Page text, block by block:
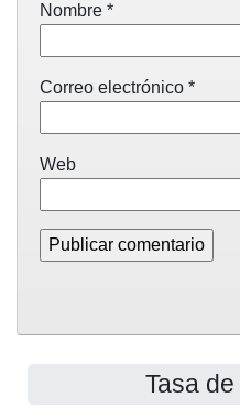
Nombre *
Correo electrónico *
Web
Tasa